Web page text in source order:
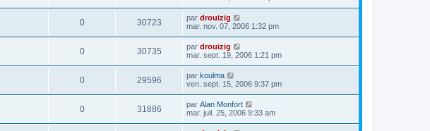
0 30723 par drouizig
mar. nov. 07, 2006 1:32 pm
0 30735 par drouizig
mar. sept. 19, 2006 1:21 pm
0 29596 par koulma
ven. sept. 15, 2006 9:37 pm
0 31886 par Alan Monfort
mar. juil. 25, 2006 9:33 am